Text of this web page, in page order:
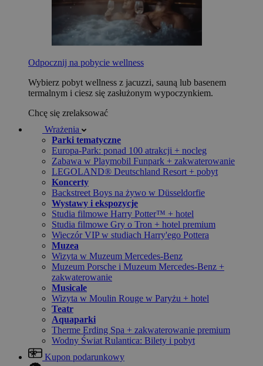
Odpocznij na pobycie wellness
Wybierz pobyt wellness z jacuzzi, sauną lub basenem
termalnym i ciesz się zasłużonym wypoczynkiem.
Chcę się zrelaksować
Wrażenia
Parki tematyczne
Europa-Park: ponad 100 atrakcji + nocleg
Zabawa w Playmobil Funpark + zakwaterowanie
LEGOLAND® Deutschland Resort + pobyt
Koncerty
Backstreet Boys na żywo w Düsseldorfie
Wystawy i ekspozycje
Studia filmowe Harry Potter™ + hotel
Studia filmowe Gry o Tron + hotel premium
Wieczór VIP w studiach Harry'ego Pottera
Muzea
Wizyta w Muzeum Mercedes-Benz
Muzeum Porsche i Muzeum Mercedes-Benz +
zakwaterowanie
Musicale
Wizyta w Moulin Rouge w Paryżu + hotel
Teatr
Aquaparki
Therme Erding Spa + zakwaterowanie premium
Wodny Świat Rulantica: Bilety i pobyt
Kupon podarunkowy